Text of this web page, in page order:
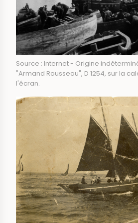
Source : Internet - Origine
"Armand Rousseau", D 1254, sur la
l'écran.